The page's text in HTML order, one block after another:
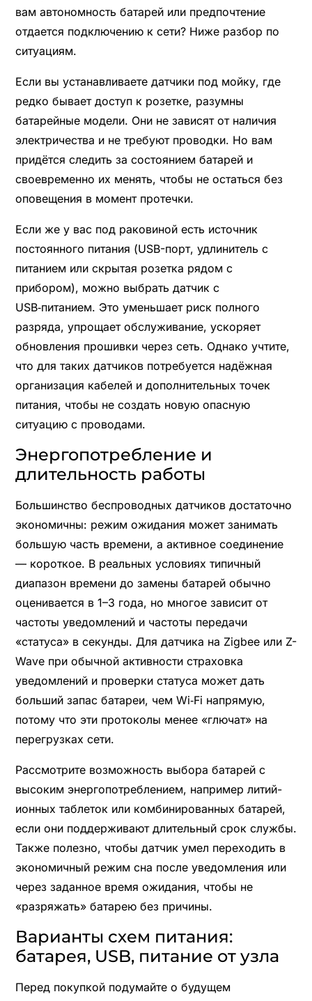
вам автономность батарей или предпочтение
отдается подключению к сети? Ниже разбор по
ситуациям.
Если вы устанавливаете датчики под мойку, где
редко бывает доступ к розетке, разумны
батарейные модели. Они не зависят от наличия
электричества и не требуют проводки. Но вам
придётся следить за состоянием батарей и
своевременно их менять, чтобы не остаться без
оповещения в момент протечки.
Если же у вас под раковиной есть источник
постоянного питания (USB-порт, удлинитель с
питанием или скрытая розетка рядом с
прибором), можно выбрать датчик с
USB‑питанием. Это уменьшает риск полного
разряда, упрощает обслуживание, ускоряет
обновления прошивки через сеть. Однако учтите,
что для таких датчиков потребуется надёжная
организация кабелей и дополнительных точек
питания, чтобы не создать новую опасную
ситуацию с проводами.
Энергопотребление и
длительность работы
Большинство беспроводных датчиков достаточно
экономичны: режим ожидания может занимать
большую часть времени, а активное соединение
— короткое. В реальных условиях типичный
диапазон времени до замены батарей обычно
оценивается в 1–3 года, но многое зависит от
частоты уведомлений и частоты передачи
«статуса» в секунды. Для датчика на Zigbee или Z-
Wave при обычной активности страховка
уведомлений и проверки статуса может дать
больший запас батареи, чем Wi‑Fi напрямую,
потому что эти протоколы менее «глючат» на
перегрузках сети.
Рассмотрите возможность выбора батарей с
высоким энергопотреблением, например литий-
ионных таблеток или комбинированных батарей,
если они поддерживают длительный срок службы.
Также полезно, чтобы датчик умел переходить в
экономичный режим сна после уведомления или
через заданное время ожидания, чтобы не
«разряжать» батарею без причины.
Варианты схем питания:
батарея, USB, питание от узла
Перед покупкой подумайте о будущем